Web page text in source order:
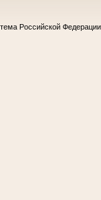
Российской